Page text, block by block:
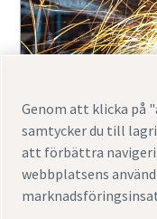
Allmän industri
Genom att klicka på
samtycker du till
att förbättra
webbplatsens